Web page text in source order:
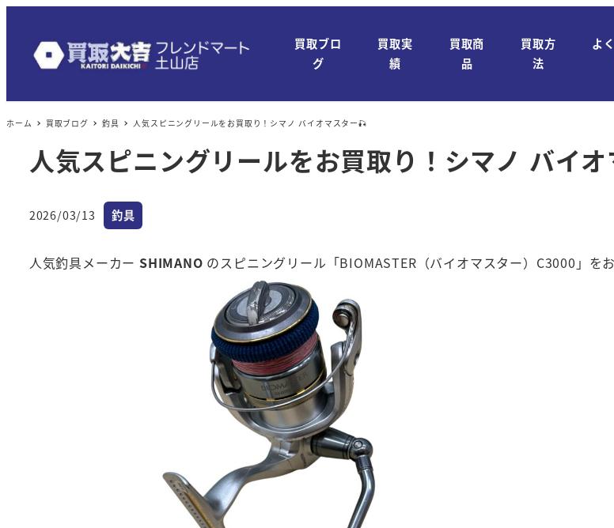
ン
テ
買取ブロ
グ
買取実
績
買取商
品
買取方
法
よ
ホーム 買取ブログ 釣具 人気スピニングリールをお買取り！シマノ バイオマスター🎣
人気スピニングリールをお買取り！シマノ バイ
投稿日
2026/03/13 カテゴリー
釣具
人気釣具メーカー SHIMANO のスピニングリール「BIOMASTER（バイオマスター）C3000」を